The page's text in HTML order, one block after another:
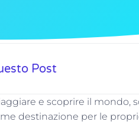
Post
e scoprire il mondo,
destinazione per le